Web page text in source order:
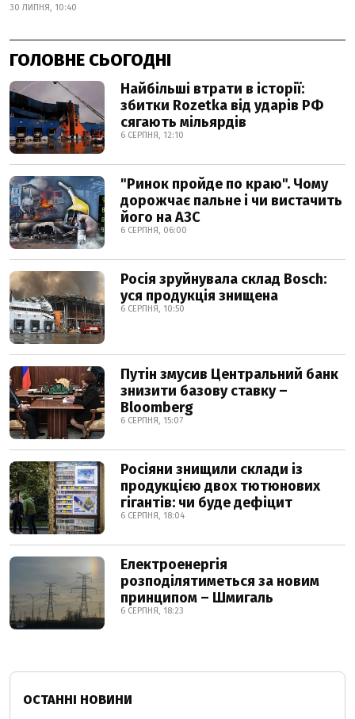
30 ЛИПНЯ, 10:40
ГОЛОВНЕ СЬОГОДНІ
Найбільші втрати в історії:
збитки Rozetka від ударів РФ
сягають мільярдів
6 СЕРПНЯ, 12:10
"Ринок пройде по краю". Чому
дорожчає пальне і чи вистачить
його на АЗС
6 СЕРПНЯ, 06:00
Росія зруйнувала склад Bosch:
уся продукція знищена
6 СЕРПНЯ, 10:50
Путін змусив Центральний банк
знизити базову ставку –
Bloomberg
6 СЕРПНЯ, 15:07
Росіяни знищили склади із
продукцією двох тютюнових
гігантів: чи буде дефіцит
6 СЕРПНЯ, 18:04
Електроенергія
розподілятиметься за новим
принципом – Шмигаль
6 СЕРПНЯ, 18:23
ОСТАННІ НОВИНИ